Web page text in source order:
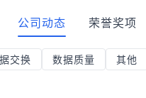
公司动态 荣誉奖项
交换 数据质量 其他